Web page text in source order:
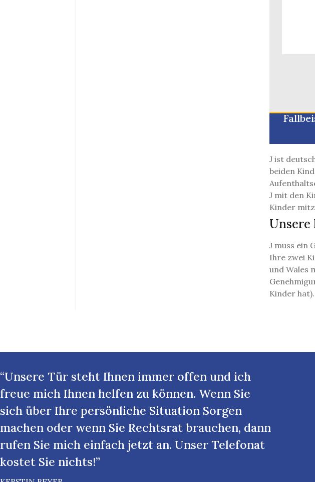
J ist
beiden
J mit den
Kinder
Unsere
J muss ein
Ihre zwei
und Wales
Kinder hat).
“Unsere Tür steht Ihnen immer offen und ich
freue mich Ihnen helfen zu können. Wenn Sie
sich über Ihre persönliche Situation Sorgen
machen oder wenn Sie Rechtsrat brauchen, dann
rufen Sie mich einfach jetzt an. Unser Telefonat
kostet Sie nichts!”